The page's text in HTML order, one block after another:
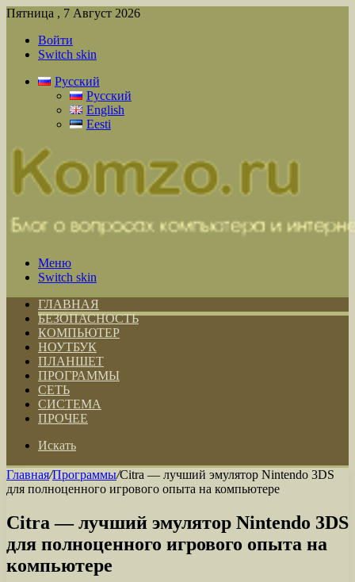
Пятница , 7 Август 2026
Войти
Switch skin
Русский
Русский
English
Eesti
Меню
Switch skin
ГЛАВНАЯ
БЕЗОПАСНОСТЬ
КОМПЬЮТЕР
НОУТБУК
ПЛАНШЕТ
ПРОГРАММЫ
СЕТЬ
СИСТЕМА
ПРОЧЕЕ
Искать
Главная/Программы/Citra — лучший эмулятор Nintendo 3DS
для полноценного игрового опыта на компьютере
Citra — лучший эмулятор Nintendo 3DS
для полноценного игрового опыта на
компьютере